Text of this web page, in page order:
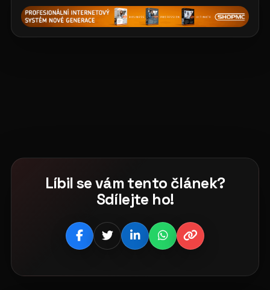
Líbil se vám tento článek?
Sdílejte ho!